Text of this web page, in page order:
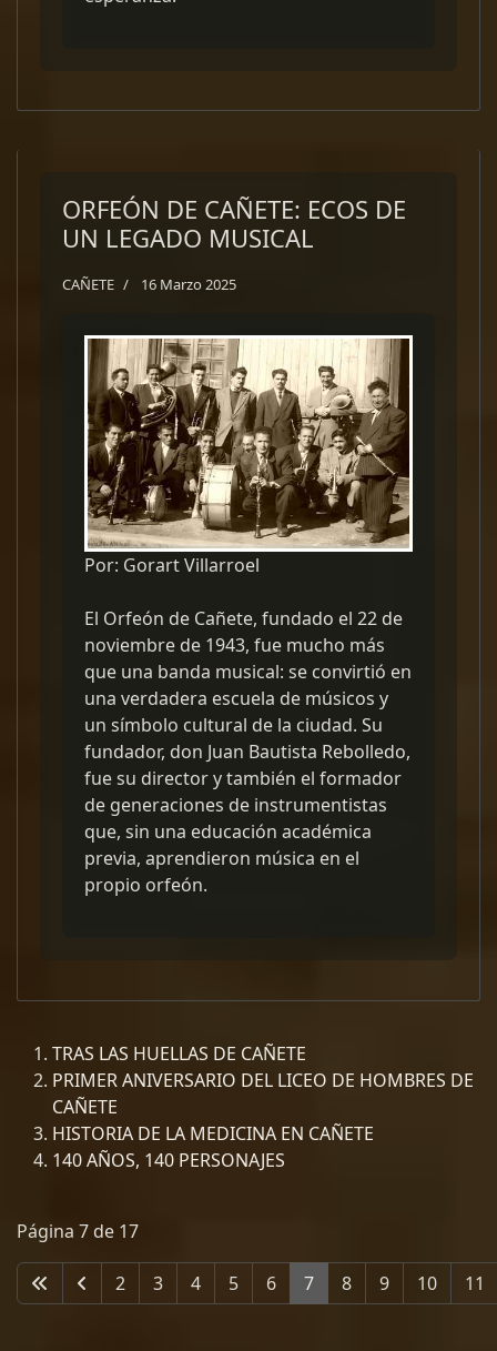
ORFEÓN DE CAÑETE: ECOS DE
UN LEGADO MUSICAL
CAÑETE 16 Marzo 2025
Por: Gorart Villarroel
El Orfeón de Cañete, fundado el 22 de
noviembre de 1943, fue mucho más
que una banda musical: se convirtió en
una verdadera escuela de músicos y
un símbolo cultural de la ciudad. Su
fundador, don Juan Bautista Rebolledo,
fue su director y también el formador
de generaciones de instrumentistas
que, sin una educación académica
previa, aprendieron música en el
propio orfeón.
TRAS LAS HUELLAS DE CAÑETE
PRIMER ANIVERSARIO DEL LICEO DE HOMBRES DE
CAÑETE
HISTORIA DE LA MEDICINA EN CAÑETE
140 AÑOS, 140 PERSONAJES
Página 7 de 17
2 3 4 5 6 7 8 9 10 11